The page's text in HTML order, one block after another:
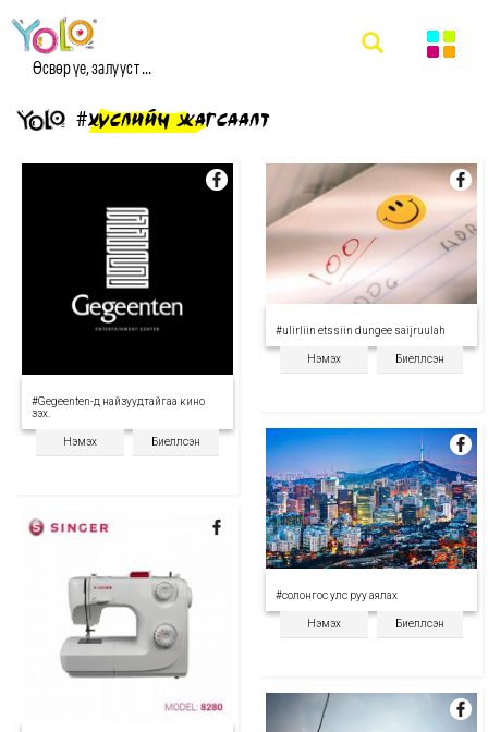
Өсвөр үе, залууст ...
#ХҮСЛИЙН ЖАГСААЛТ
#Gegeenten-д найзуудтайгаа кино
үзэх.
Нэмэх Биелүүлсэн
#ulirliin etssiin dungee saijruulah
Нэмэх Биелүүлсэн
#солонгос улс руу аялах
Нэмэх Биелүүлсэн